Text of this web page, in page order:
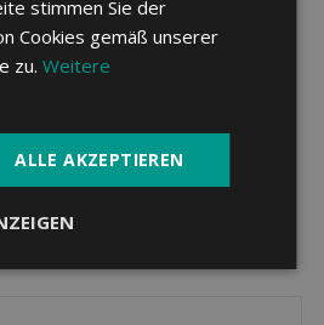
Corsier GE
günstigsten
GE.
stimmen Sie der
Cookies gemäß unserer
zu.Weitere
ALLE AKZEPTIEREN